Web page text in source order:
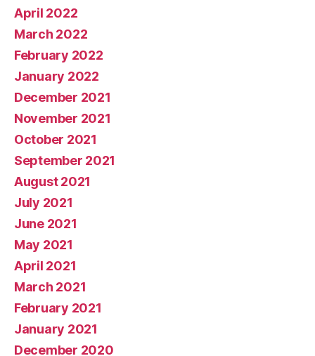
April 2022
March 2022
February 2022
January 2022
December 2021
November 2021
October 2021
September 2021
August 2021
July 2021
June 2021
May 2021
April 2021
March 2021
February 2021
January 2021
December 2020